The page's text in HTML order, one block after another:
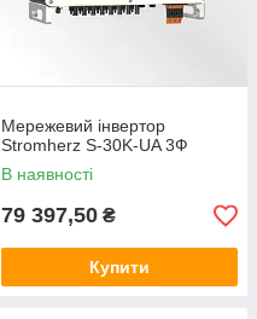
Мережевий інвертор
Stromherz S-30K-UA 3Ф
В наявності
79 397,50 ₴
Купити